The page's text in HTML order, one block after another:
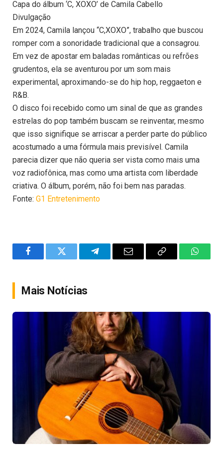
Capa do álbum ‘C, XOXO’ de Camila Cabello
Divulgação
Em 2024, Camila lançou “C,XOXO”, trabalho que buscou
romper com a sonoridade tradicional que a consagrou.
Em vez de apostar em baladas românticas ou refrões
grudentos, ela se aventurou por um som mais
experimental, aproximando-se do hip hop, reggaeton e
R&B.
O disco foi recebido como um sinal de que as grandes
estrelas do pop também buscam se reinventar, mesmo
que isso signifique se arriscar a perder parte do público
acostumado a uma fórmula mais previsível. Camila
parecia dizer que não queria ser vista como mais uma
voz radiofônica, mas como uma artista com liberdade
criativa. O álbum, porém, não foi bem nas paradas.
Fonte: G1 Entretenimento
FacebookTwitter TelegramEmail
Copy
Mais Notícias